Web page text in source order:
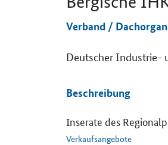
Verband /
Deutscher Industrie-
Beschreibung
Inserate des
Verkaufsangebote